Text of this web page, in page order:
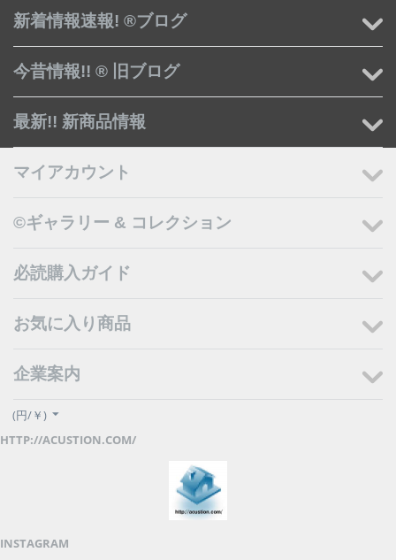
新着情報速報! ®ブログ
今昔情報!! ® 旧ブログ
最新!! 新商品情報
マイアカウント
©ギャラリー & コレクション
必読購入ガイド
お気に入り商品
企業案内
(円/￥)
HTTP://ACUSTION.COM/
INSTAGRAM